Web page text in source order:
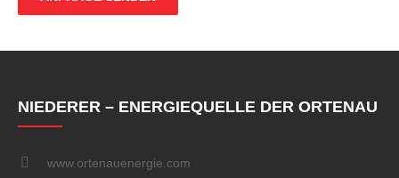
NIEDERER – ENERGIEQUELLE DER ORTENAU
www.ortenauenergie.com